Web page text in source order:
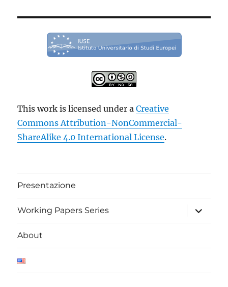
This work is licensed under aCreative
Commons Attribution-NonCommercial-
ShareAlike 4.0 International License.
Presentazione
Working Papers Series
apri
i
menu
About